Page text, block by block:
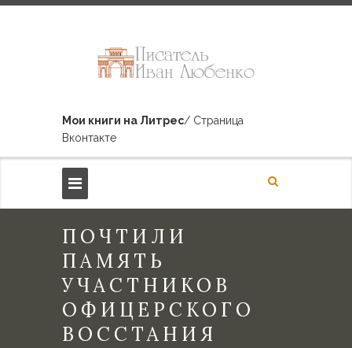
Мои книги на Литрес/ Страница
Вконтакте
ПОЧТИЛИ
ПАМЯТЬ
УЧАСТНИКОВ
ОФИЦЕРСКОГО
ВОССТАНИЯ